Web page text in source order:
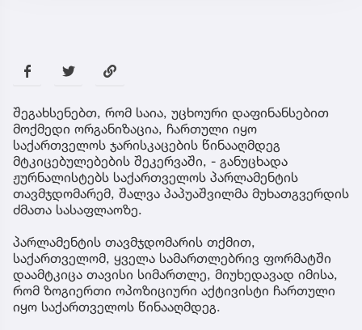
შეგახსენებთ, რომ საია, უცხოური დაფინანსებით
მოქმედი ორგანიზაცია, ჩართული იყო
საქართველოს ჯარისკაცების წინააღმდეგ
მტკიცებულებების შეკერვაში, - განუცხადა
ჟურნალისტებს საქართველოს პარლამენტის
თავმჯდომარემ, შალვა პაპუაშვილმა მუხათგვერდის
ძმათა სასაფლაოზე.
პარლამენტის თავმჯდომარის თქმით,
საქართველომ, ყველა სამართლებრივ ფორმატში
დაამტკიცა თავისი სიმართლე, მიუხედავად იმისა,
რომ ზოგიერთი ოპოზიციური აქტივისტი ჩართული
იყო საქართველოს წინააღმდეგ.